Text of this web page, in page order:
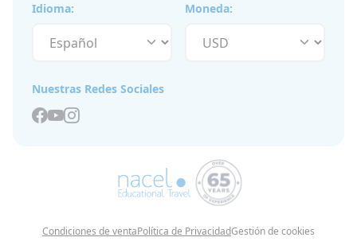
Idioma: Moneda:
Nuestras Redes Sociales
Condiciones de ventaPolítica de PrivacidadGestión de cookies